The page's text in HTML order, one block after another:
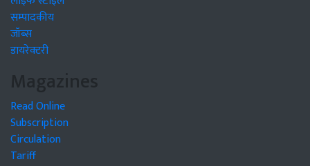
सम्पादकीय
जॉब्स
डायरेक्टरी
Magazines
Read Online
Subscription
Circulation
Tariff